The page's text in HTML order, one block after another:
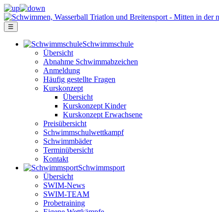
☰
Schwimm­schule
Übersicht
Ab­nah­me Schwimm­ab­zei­chen
Anmeldung
Häufig gestellte Fragen
Kurs­konzept
Übersicht
Kurskonzept Kinder
Kurskonzept Erwachsene
Preis­über­sicht
Schwimm­schul­wett­kampf
Schwimm­bäder
Terminübersicht
Kontakt
Schwimm­sport
Übersicht
SWIM-News
SWIM-TEAM
Probe­training